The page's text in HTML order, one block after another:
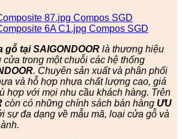
tại SAIGONDOOR là thương hiệu
cửa trong một chuỗi các hệ thống
. Chuyên sản xuất và phân phối
và hỗ hợp nhựa chất lượng cao, giá
hợp với mọi nhu cầu khách hàng. Trên
còn có những chính sách bán hàng ƯU
sự đa dạng về mẫu mã, loại cửa gỗ và